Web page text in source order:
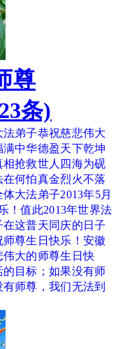
尊
条)
弟子恭祝慈悲伟大
中华德盈天下乾坤
抢救世人四海为砚
何怕真金烈火不落
大法弟子2013年5月
！值此2013年世界法
这普天同庆的日子
尊生日快乐！安徽
大的师尊生日快
目标；如果没有师
师尊，我们无法到